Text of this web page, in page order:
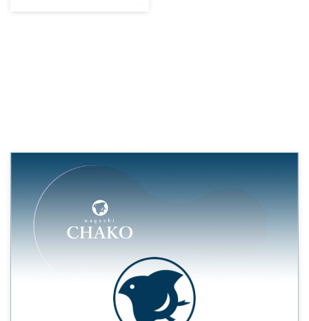
がら、滋味深く、心に静かに残り
ます。 薯蕷まんじゅうは、古く